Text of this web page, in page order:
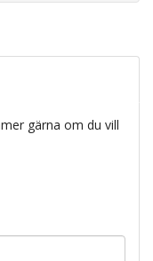
gärna om du vill